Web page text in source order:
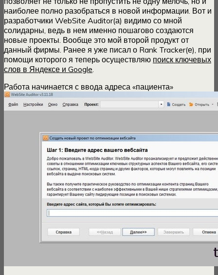
наиболее полно разобраться в новой информации. Вот и
разработчики WebSite Auditor(а) видимо со мной
солидарны, ведь в нем именно пошагово создаются
новые проекты. Вообще это мой второй продукт от
данный фирмы. Ранее я уже писал о Rank Tracker(е), при
помощи которого я теперь осуществляю поиск ключевых
слов в Яндексе и Google
Работа начинается с ввода адреса «пациента»